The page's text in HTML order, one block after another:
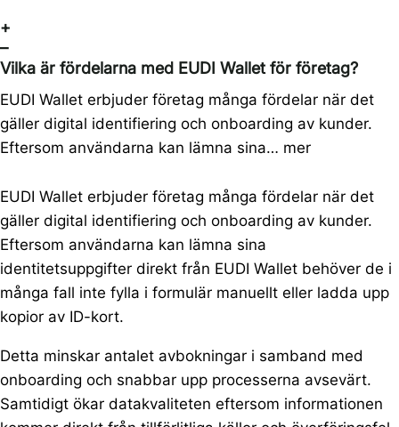
+
–
Vilka är fördelarna med EUDI Wallet för företag?
EUDI Wallet erbjuder företag många fördelar när det
gäller digital identifiering och onboarding av kunder.
Eftersom användarna kan lämna sina… mer
EUDI Wallet erbjuder företag många fördelar när det
gäller digital identifiering och onboarding av kunder.
Eftersom användarna kan lämna sina
identitetsuppgifter direkt från EUDI Wallet behöver de i
många fall inte fylla i formulär manuellt eller ladda upp
kopior av ID-kort.
Detta minskar antalet avbokningar i samband med
onboarding och snabbar upp processerna avsevärt.
Samtidigt ökar datakvaliteten eftersom informationen